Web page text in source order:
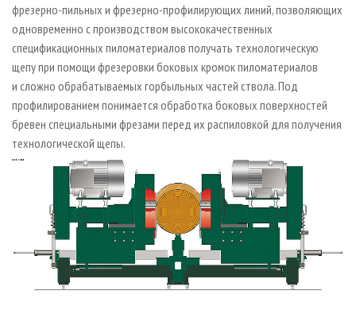
фрезерно-пильных и фрезерно-профилирующих линий, позволяющих
одновременно с производством высококачественных
спецификационных пиломатериалов получать технологическую
щепу при помощи фрезеровки боковых кромок пиломатериалов
и сложно обрабатываемых горбыльных частей ствола. Под
профилированием понимается обработка боковых поверхностей
бревен специальными фрезами перед их распиловкой для получения
технологической щепы.